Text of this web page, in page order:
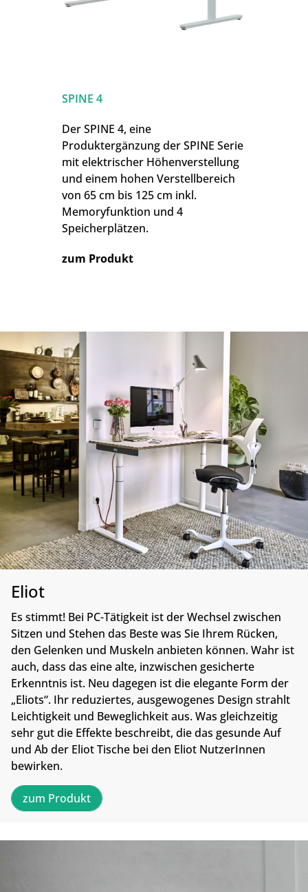
SPINE 4
Der SPINE 4, eine
Produktergänzung der SPINE Serie
mit elektrischer Höhenverstellung
und einem hohen Verstellbereich
von 65 cm bis 125 cm inkl.
Memoryfunktion und 4
Speicherplätzen.
zum Produkt
Eliot
Es stimmt! Bei PC-Tätigkeit ist der Wechsel zwischen
Sitzen und Stehen das Beste was Sie Ihrem Rücken,
den Gelenken und Muskeln anbieten können. Wahr ist
auch, dass das eine alte, inzwischen gesicherte
Erkenntnis ist. Neu dagegen ist die elegante Form der
„Eliots“. Ihr reduziertes, ausgewogenes Design strahlt
Leichtigkeit und Beweglichkeit aus. Was gleichzeitig
sehr gut die Effekte beschreibt, die das gesunde Auf
und Ab der Eliot Tische bei den Eliot NutzerInnen
bewirken.
zum Produkt